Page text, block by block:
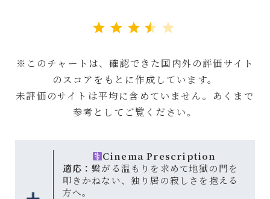
※このチャートは、確認できた国内外の評価サイト
のスコアをもとに作成しています。
未評価のサイトは平均に含めていません。あくまで
参考としてご覧ください。
Cinema Prescription
適応：繋がる温もりを求めて地獄の門を
叩きかねない、独り居の寂しさを抱える
方へ。